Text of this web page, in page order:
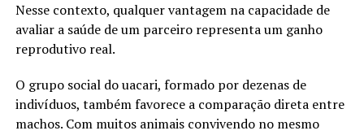
Nesse contexto, qualquer vantagem na capacidade de
avaliar a saúde de um parceiro representa um ganho
reprodutivo real.
O grupo social do uacari, formado por dezenas de
indivíduos, também favorece a comparação direta entre
machos. Com muitos animais convivendo no mesmo